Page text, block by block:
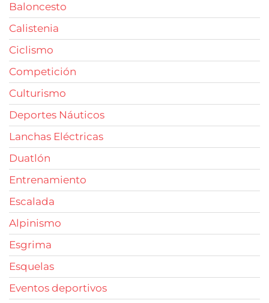
Baloncesto
Calistenia
Ciclismo
Competición
Culturismo
Deportes Náuticos
Lanchas Eléctricas
Duatlón
Entrenamiento
Escalada
Alpinismo
Esgrima
Esquelas
Eventos deportivos